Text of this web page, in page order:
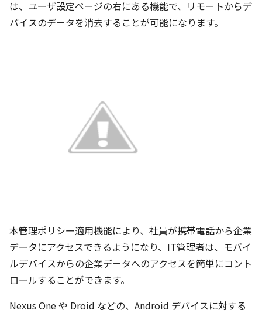
は、ユーザ設定ページの右にある機能で、リモートからデ
バイスのデータを消去することが可能になります。
本管理ポリシー適用機能により、社員が携帯電話から企業
データにアクセスできるようになり、IT管理者は、モバイ
ルデバイスからの企業データへのアクセスを簡単にコント
ロールすることができます。
Nexus One や Droid などの、Android デバイスに対する